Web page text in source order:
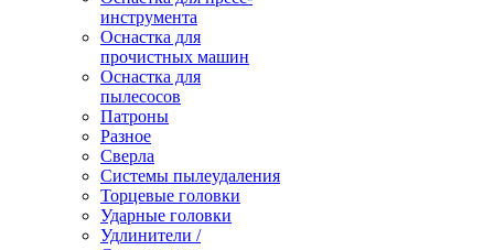
инструмента
Оснастка для
прочистных машин
Оснастка для
пылесосов
Патроны
Разное
Сверла
Системы пылеудаления
Торцевые головки
Ударные головки
Удлинители /